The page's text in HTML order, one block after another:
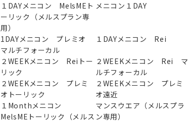
１DAYメニコン MelsMEト
ーリック（メルスプラン専
用）
メニコン１DAY
1DAYメニコン プレミオ
マルチフォーカル
１DAYメニコン Rei
２WEEKメニコン Reiトー
リック
２WEEKメニコン Rei マ
ルチフォーカル
２WEEKメニコン プレミ
オトーリック
２WEEKメニコン プレミ
オ遠近
１Monthメニコン
MelsMEトーリック（メルス
マンスウエア（メルスプラ
ン専用）